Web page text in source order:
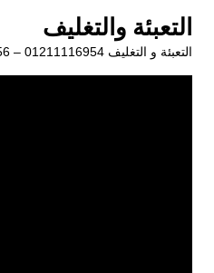
المحتوى
التعبئة والتغليف
التعبئة و التغليف 01211116954 – 01211116956 – 01211116958